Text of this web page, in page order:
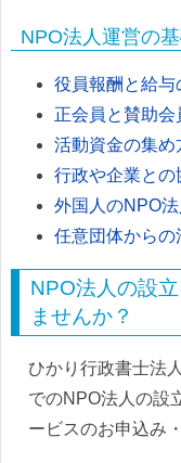
NPO法人運営の
役員報酬と給与
正会員と賛助会
活動資金の集め
行政や企業との
外国人のNPO
任意団体からの
NPO法人の設
ませんか？
ひかり行政書士法
でのNPO法人の設
ービスのお申込み